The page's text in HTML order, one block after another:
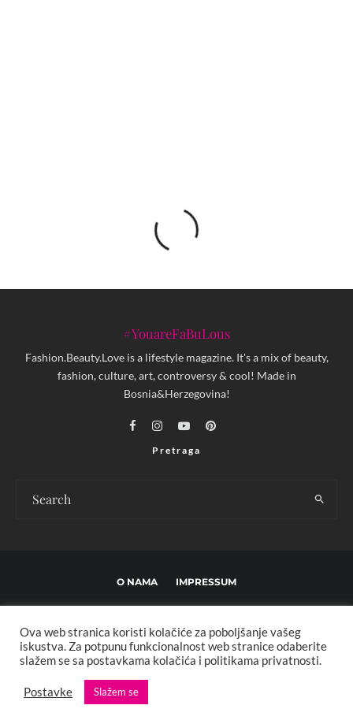
#YouareFaBuLous
Fashion.Beauty.Love is a lifestyle magazine. It's a mix of beauty,
fashion, culture, art, controversy & cool! Made in
Bosnia&Herzegovina!
Pretraga
O NAMA IMPRESSUM
POLITIKA PRIVATNOSTI MARKETING KONTAKT
Copyright © 2013 - 2025 FBL creative. Sva prava zadržana. Developed by:
XStreamThemes
Ova web stranica koristi kolačiće za poboljšanje vašeg
iskustva. Za potpunu funkcionalnost web stranice odaberite
slažem se sa postavkama kolačića i politikama privatnosti.
Postavke Slažem se